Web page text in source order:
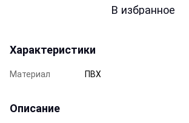
В избранное
Характеристики
Материал ПВХ
Описание